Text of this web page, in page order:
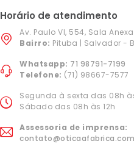
Horário de atendimento
Av. Paulo VI, 554, Sala Anexa
Bairro: Pituba | Salvador -
Whatsapp: 71 98791-7199
Telefone: (71) 98667-7577
Segunda à sexta das 08h
Sábado das 08h às 12h
Assessoria de imprensa: